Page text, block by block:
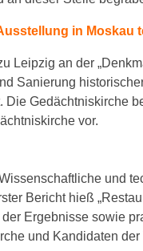
in Moskau
Leipzig an der
Sanierung
Die Gedächtniskirche
vor.
und
Bericht hieß
Ergebnisse sowie
und Kandidaten